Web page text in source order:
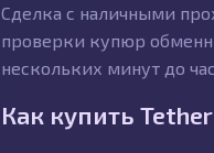
Сделка с наличными
проверки купюр
нескольких минут до
Как купить